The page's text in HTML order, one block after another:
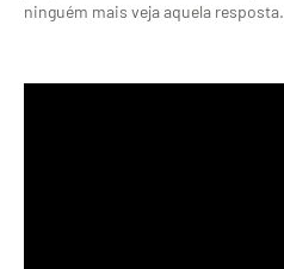
ninguém mais veja aquela resposta.